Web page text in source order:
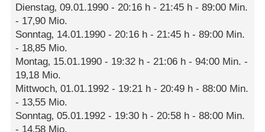
Dienstag‚ 09.01.1990 - 20:16 h - 21:45 h - 89:00 Min.
- 17‚90 Mio.
Sonntag‚ 14.01.1990 - 20:16 h - 21:45 h - 89:00 Min.
- 18‚85 Mio.
Montag‚ 15.01.1990 - 19:32 h - 21:06 h - 94:00 Min. -
19‚18 Mio.
Mittwoch‚ 01.01.1992 - 19:21 h - 20:49 h - 88:00 Min.
- 13‚55 Mio.
Sonntag‚ 05.01.1992 - 19:30 h - 20:58 h - 88:00 Min.
- 14‚58 Mio.